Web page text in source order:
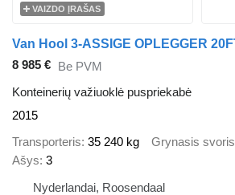
VAIZDO ĮRAŠAS
8 985 € Be PVM
Konteinerių važiuoklė puspriekabė
2015
Transporteris 35 240 kg Grynasis svoris
Ašys 3
Nyderlandai, Roosendaal